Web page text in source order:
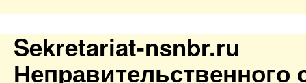
Sekretariat-nsnbr.ru
Неправительственного